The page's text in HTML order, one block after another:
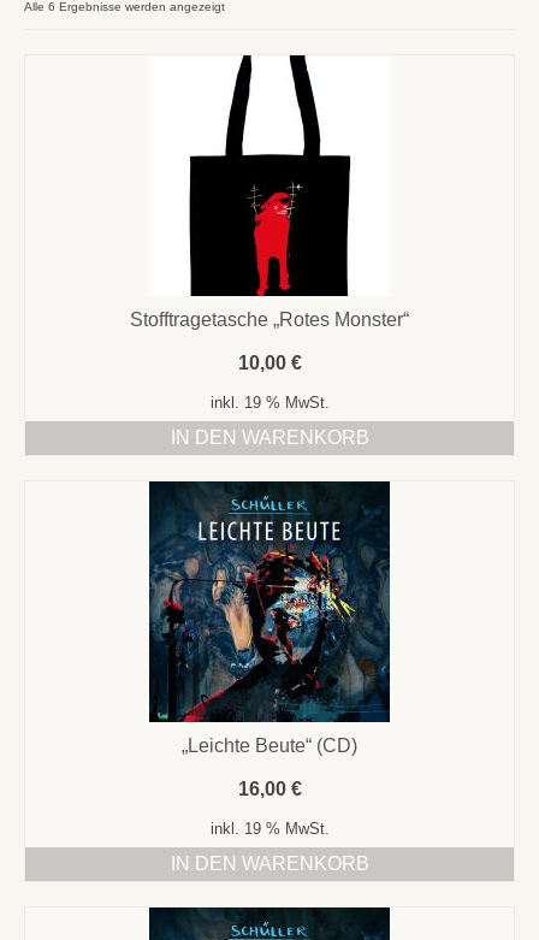
Alle 6 Ergebnisse werden angezeigt
Stofftragetasche „Rotes Monster“
10,00 €
inkl. 19 % MwSt.
IN DEN WARENKORB
„Leichte Beute“ (CD)
16,00 €
inkl. 19 % MwSt.
IN DEN WARENKORB